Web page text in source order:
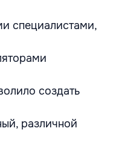
специалистами,
создать
различной